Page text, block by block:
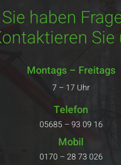
Sie haben
Sie
Montags – Freitags
7 – 17 Uhr
Telefon
05685 – 93 09 16
Mobil
0170 – 28 73 026